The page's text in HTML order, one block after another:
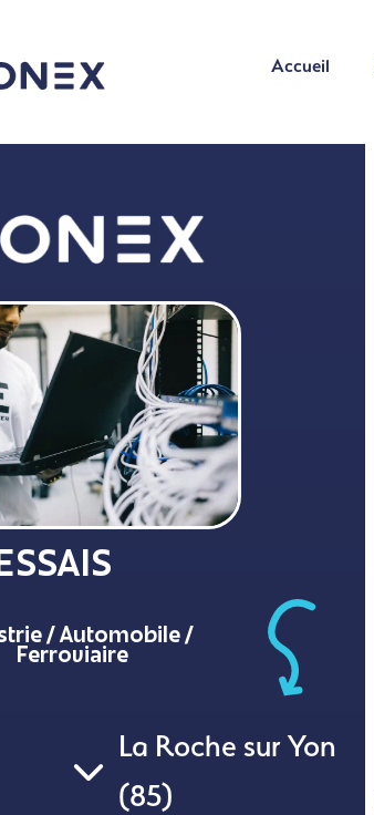
Accueil
Accueil
/ Automobile /
Ferroviaire
La Roche sur Yon
(85)